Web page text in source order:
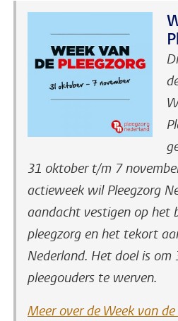
31 oktober t/m 7
actieweek wil Pleegzorg
aandacht vestigen op het
pleegzorg en het tekort
Nederland. Het doel is om
pleegouders te werven.
Meer over de Week van de